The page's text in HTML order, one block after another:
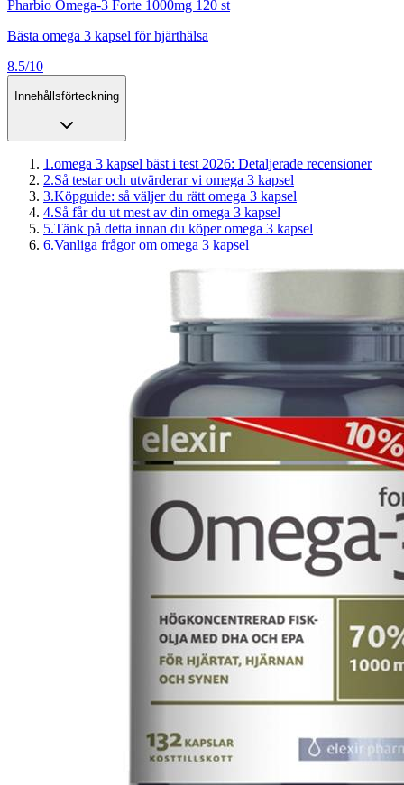
Pharbio Omega-3 Forte 1000mg 120 st
Bästa omega 3 kapsel för hjärthälsa
8.5/10
Innehållsförteckning
1 .omega 3 kapsel bäst i test 2026: Detaljerade recensioner
2.Så testar och utvärderar vi omega 3 kapsel
3.Köpguide: så väljer du rätt omega 3 kapsel
4.Så får du ut mest av din omega 3 kapsel
5.Tänk på detta innan du köper omega 3 kapsel
6.Vanliga frågor om omega 3 kapsel